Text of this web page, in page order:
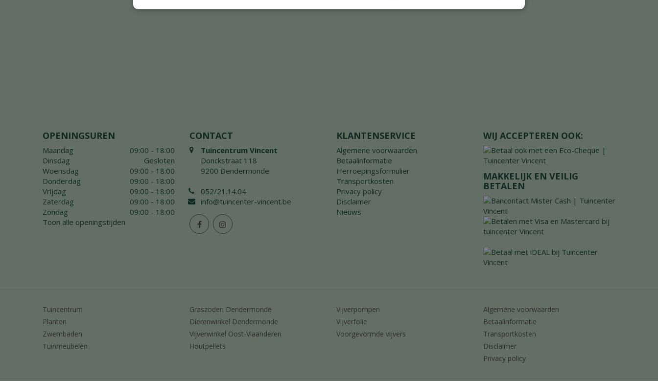
OPENINGSUREN
Maandag
09:00 - 18:00
Dinsdag
Gesloten
Woensdag
09:00 - 18:00
Donderdag
09:00 - 18:00
Vrijdag
09:00 - 18:00
Zaterdag
09:00 - 18:00
Zondag
09:00 - 18:00
Toon alle openingstijden
CONTACT
Tuincentrum Vincent
Donckstraat 118
9200 Dendermonde
052/21.14.04
info@tuincenter-vincent.be
KLANTENSERVICE
Algemene voorwaarden
Betaalinformatie
Herroepingsformulier
Transportkosten
Privacy policy
Disclaimer
Nieuws
WIJ ACCEPTEREN OOK:
MAKKELIJK EN VEILIG
BETALEN
Tuincentrum
Planten
Zwembaden
Tuinmeubelen
Graszoden Dendermonde
Dierenwinkel Dendermonde
Vijverwinkel Oost-Vlaanderen
Houtpellets
Vijverpompen
Vijverfolie
Voorgevormde vijvers
Algemene voorwaarden
Betaalinformatie
Transportkosten
Disclaimer
Privacy policy